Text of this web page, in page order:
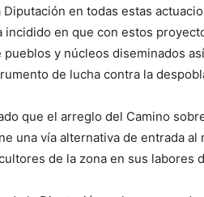
en todas estas
incidido en que con estos
y núcleos diseminados
de lucha contra la
que el arreglo del Camino
una vía alternativa de entrada
de la zona en sus labores